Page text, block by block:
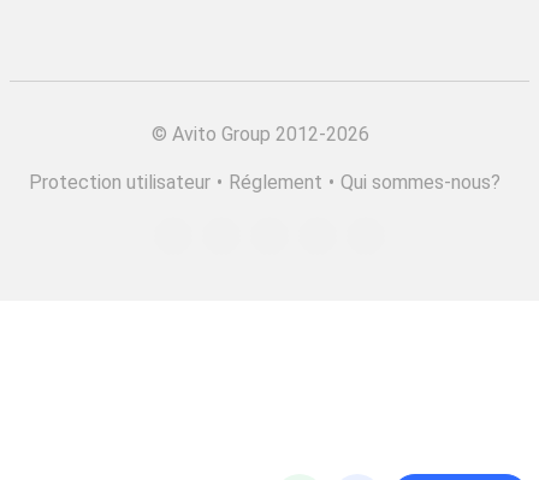
© Avito Group 2012-2026
Protection utilisateur • Réglement • Qui sommes-nous?